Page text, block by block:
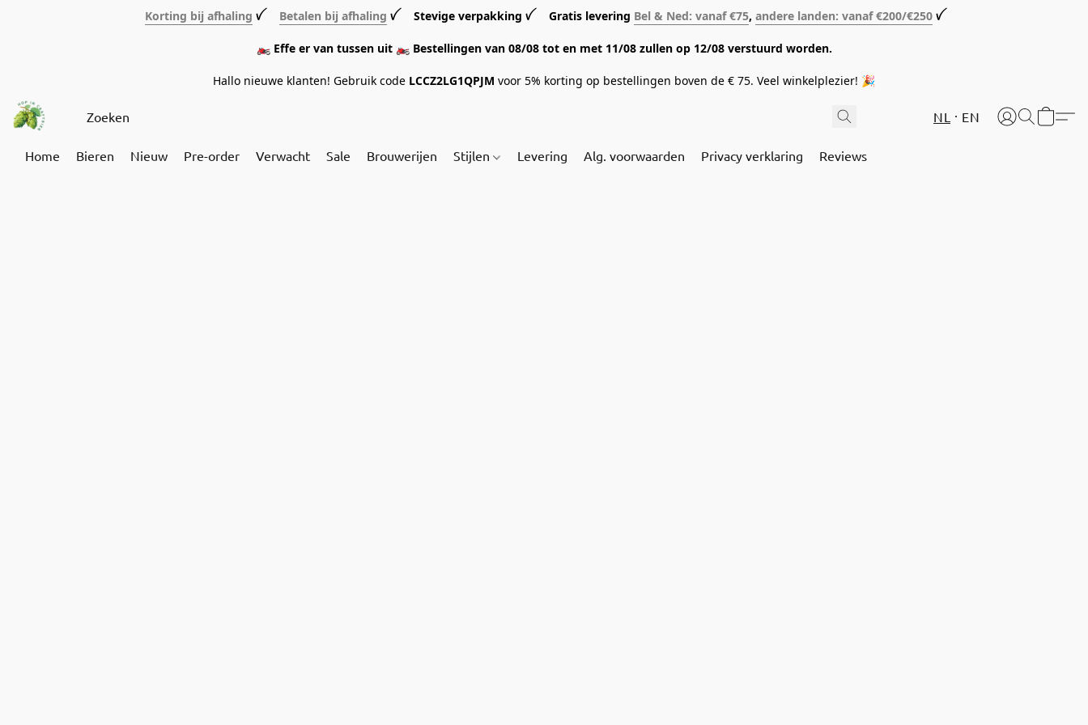
Korting bij afhaling ꪜ Betalen bij afhaling ꪜ Stevige verpakking ꪜ Gratis levering Bel & Ned: vanaf €75, andere landen: vanaf €200/€250 ꪜ
🏍️ Effe er van tussen uit 🏍️ Bestellingen van 08/08 tot en met 11/08 zullen op 12/08 verstuurd worden.
Hallo nieuwe klanten! Gebruik code LCCZ2LG1QPJM voor 5% korting op bestellingen boven de € 75. Veel winkelplezier! 🎉
NL EN
Home Bieren Nieuw Pre-order Verwacht Sale Brouwerijen Stijlen Levering Alg. voorwaarden Privacy verklaring Reviews